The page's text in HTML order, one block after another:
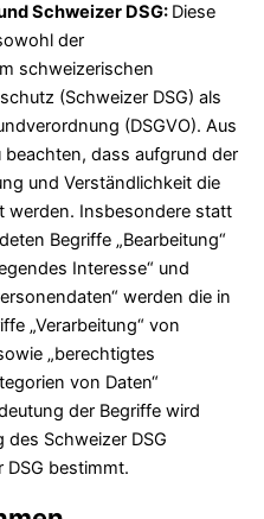
Schweizer DSG: Diese
der
schweizerischen
(Schweizer DSG) als
(DSGVO). Aus
dass aufgrund der
und Verständlichkeit die
werden. Insbesondere statt
Begriffe „Bearbeitung“
Interesse“ und
werden die in
„Verarbeitung“ von
„berechtigtes
von Daten“
der Begriffe wird
des Schweizer DSG
bestimmt.